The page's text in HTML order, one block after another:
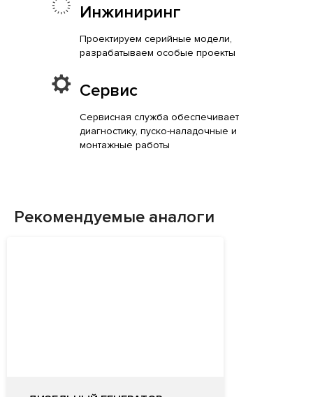
Инжиниринг
Проектируем серийные модели,
разрабатываем особые проекты
Сервис
Сервисная служба обеспечивает
диагностику, пуско-наладочные и
монтажные работы
Рекомендуемые аналоги